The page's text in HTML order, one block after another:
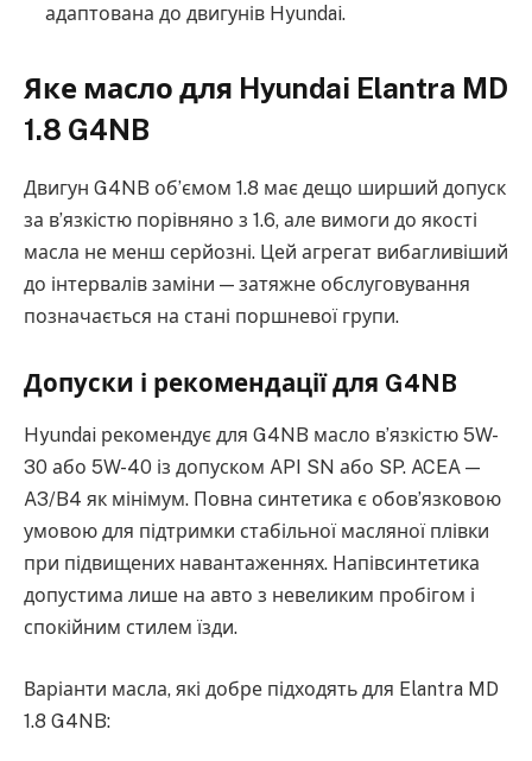
адаптована до двигунів Hyundai.
Яке масло для Hyundai Elantra MD
1.8 G4NB
Двигун G4NB об’ємом 1.8 має дещо ширший допуск
за в’язкістю порівняно з 1.6, але вимоги до якості
масла не менш серйозні. Цей агрегат вибагливіший
до інтервалів заміни — затяжне обслуговування
позначається на стані поршневої групи.
Допуски і рекомендації для G4NB
Hyundai рекомендує для G4NB масло в’язкістю 5W-
30 або 5W-40 із допуском API SN або SP. ACEA —
A3/B4 як мінімум. Повна синтетика є обов’язковою
умовою для підтримки стабільної масляної плівки
при підвищених навантаженнях. Напівсинтетика
допустима лише на авто з невеликим пробігом і
спокійним стилем їзди.
Варіанти масла, які добре підходять для Elantra MD
1.8 G4NB: